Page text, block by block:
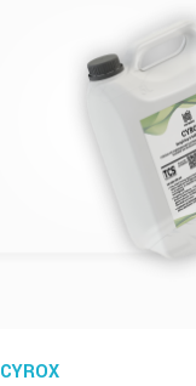
CYROX